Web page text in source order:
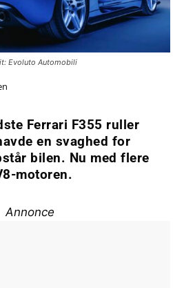
Evoluto Automobili
Ferrari F355 ruller
en svaghed for
bilen. Nu med flere
motoren.
Annonce